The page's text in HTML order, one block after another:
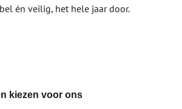
én veilig, het hele jaar door.
kiezen voor ons